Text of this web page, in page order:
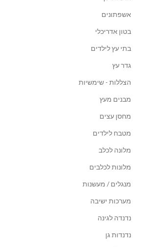
אשפתונים
בטון אדריכלי
בתי עץ לילדים
גדר עץ
הצללות - שימשיות
מבנים מעץ
מחסן עצים
מטבח לילדים
מלונה לכלב
מלונות לכלבים
מנגלים / מעשנות
מערכות ישיבה
נדנדה לגינה
נדנדות גן